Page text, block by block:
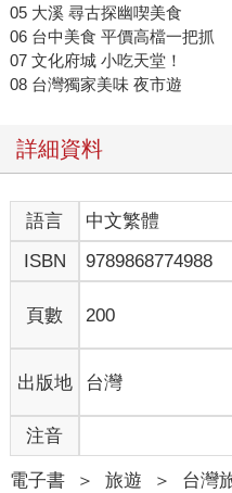
05 大溪 尋古探幽喫美食
06 台中美食 平價高檔一把抓
07 文化府城 小吃天堂！
08 台灣獨家美味 夜市遊
詳細資料
語言 中文繁體
ISBN
9789868774988
頁數 200
出版地 台灣
注音
電子書 ＞ 旅遊 ＞ 台灣